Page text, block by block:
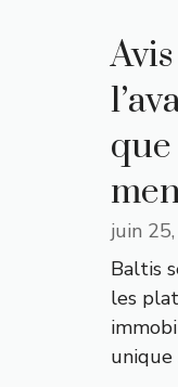
juin
Baltis
les
unique